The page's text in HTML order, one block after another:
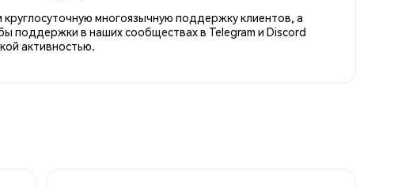
многоязычную поддержку клиентов, а
поддержки в наших сообществах в Telegram и Discord
активностью.